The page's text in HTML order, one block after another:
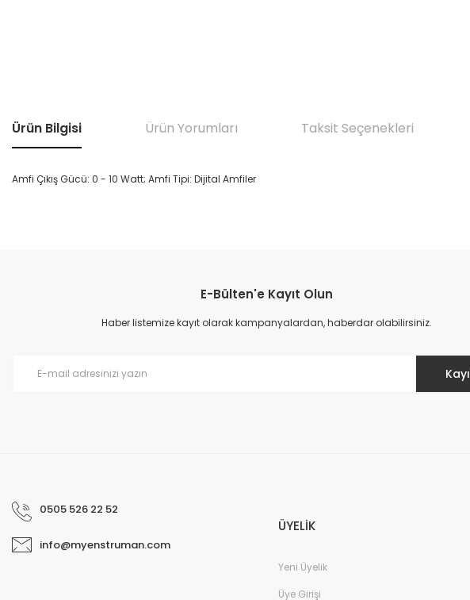
Ürün Bilgisi Ürün Yorumları Taksit Seçenekleri
Amfi Çıkış Gücü: 0 - 10 Watt; Amfi Tipi: Dijital Amfiler
Ürün resmi kalitesiz, bozuk veya görüntülenemiyor.
Ürün açıklamasında eksik bilgiler bulunuyor.
E-Bülten'e Kayıt Olun
Haber listemize kayıt olarak kampanyalardan, haberdar olabilirsiniz.
0505 526 22 52
info@myenstruman.com
ÜYELİK
Yeni Üyelik
Üye Girişi